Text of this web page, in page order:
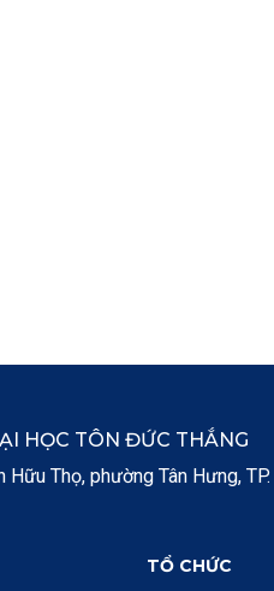
HỌC TÔN ĐỨC THẮNG
Hữu Thọ, phường Tân Hưng,
TỔ CHỨC